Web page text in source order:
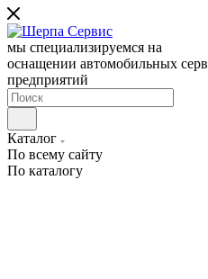
мы специализируемся на
оснащении автомобильных
предприятий
Каталог
По всему сайту
По каталогу